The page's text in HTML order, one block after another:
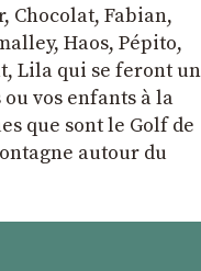
Chocolat, Fabian,
Haos, Pépito,
Lila qui se feront un
vos enfants à la
que sont le Golf de
autour du